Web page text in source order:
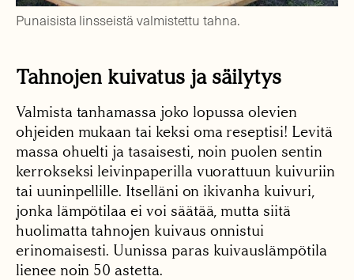
Punaisista linsseistä valmistettu tahna.
Tahnojen kuivatus ja säilytys
Valmista tanhamassa joko lopussa olevien
ohjeiden mukaan tai keksi oma reseptisi! Levitä
massa ohuelti ja tasaisesti, noin puolen sentin
kerrokseksi leivinpaperilla vuorattuun kuivuriin
tai uuninpellille. Itselläni on ikivanha kuivuri,
jonka lämpötilaa ei voi säätää, mutta siitä
huolimatta tahnojen kuivaus onnistui
erinomaisesti. Uunissa paras kuivauslämpötila
lienee noin 50 astetta.